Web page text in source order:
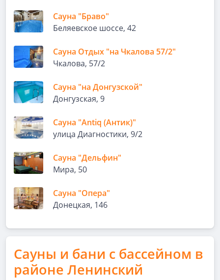
Сауна "Браво"
Беляевское шоссе, 42
Сауна Отдых "на Чкалова 57/2"
Чкалова, 57/2
Сауна "на Донгузской"
Донгузская, 9
Сауна "Antiq (Антик)"
улица Диагностики, 9/2
Сауна "Дельфин"
Мира, 50
Сауна "Опера"
Донецкая, 146
Сауны и бани с бассейном в
районе Ленинский